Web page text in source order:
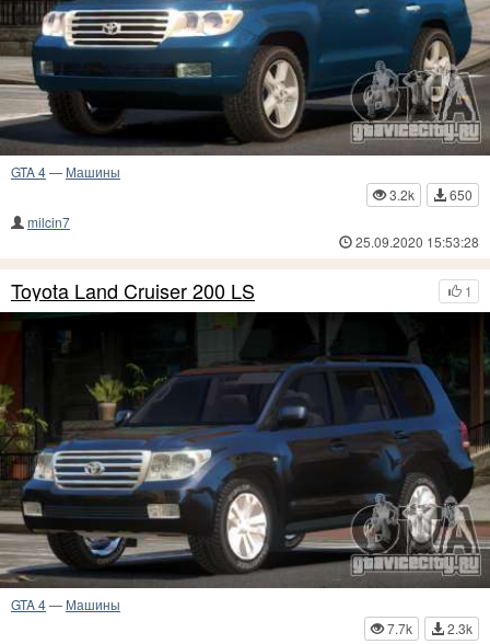
GTA 4— Машины
3.2k
650
milcin7
25.09.2020 15:53:28
1
Toyota Land Cruiser 200 LS
GTA 4— Машины
7.7k
2.3k